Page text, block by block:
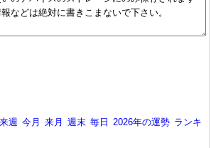
来週 今月 来月 週末 毎日 2026年の運勢 ランキ